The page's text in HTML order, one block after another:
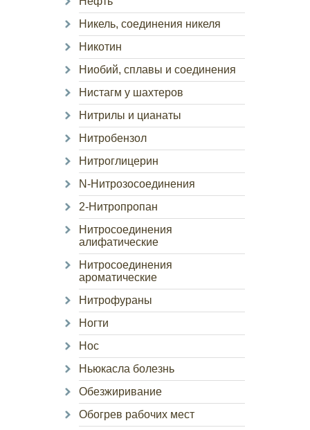
Никель, соединения никеля
Никотин
Ниобий, сплавы и соединения
Нистагм у шахтеров
Нитрилы и цианаты
Нитробензол
Нитроглицерин
N-Нитрозосоединения
2-Нитропропан
Нитросоединения
алифатические
Нитросоединения
ароматические
Нитрофураны
Ногти
Нос
Ньюкасла болезнь
Обезжиривание
Обогрев рабочих мест